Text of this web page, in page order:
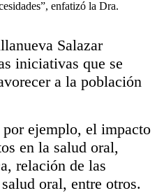
enfatizó la Dra.
Salazar
iniciativas que se
a la población
ejemplo, el impacto
en la salud oral,
relación de las
oral, entre otros.